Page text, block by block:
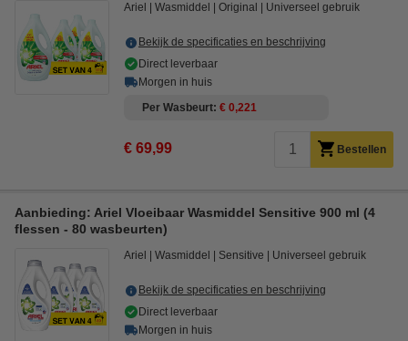
Ariel Wasmiddel Original Universeel gebruik
Bekijk de specificaties en beschrijving
Direct leverbaar
Morgen in huis
Per Wasbeurt € 0,221
€ 69,99 Bestellen
Aanbieding: Ariel Vloeibaar Wasmiddel Sensitive 900 ml (4
flessen - 80 wasbeurten)
Ariel Wasmiddel Sensitive Universeel gebruik
Bekijk de specificaties en beschrijving
Direct leverbaar
Morgen in huis